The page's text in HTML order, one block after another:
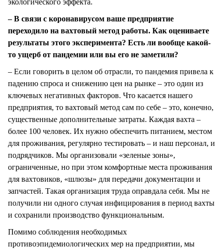
– В связи с коронавирусом ваше предприятие
переходило на вахтовый метод работы. Как оцениваете
результаты этого эксперимента? Есть ли вообще какой-
то ущерб от пандемии или вы его не заметили?
– Если говорить в целом об отрасли, то пандемия привела к
падению спроса и снижению цен на рынке – это один из
ключевых негативных факторов. Что касается нашего
предприятия, то вахтовый метод сам по себе – это, конечно,
существенные дополнительные затраты. Каждая вахта –
более 100 человек. Их нужно обеспечить питанием, местом
для проживания, регулярно тестировать – и наш персонал, и
подрядчиков. Мы организовали «зеленые зоны»,
ограниченные, но при этом комфортные места проживания
для вахтовиков, «шлюзы» для передачи документации и
запчастей. Такая организация труда оправдала себя. Мы не
получили ни одного случая инфицирования в период вахты
и сохранили производство функциональным.
Помимо соблюдения необходимых
противоэпидемиологических мер на предприятии, мы